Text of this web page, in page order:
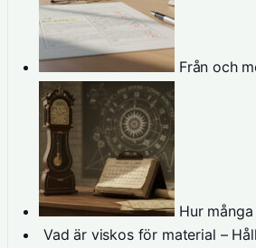
Från och
Hur
Vad är viskos för material –